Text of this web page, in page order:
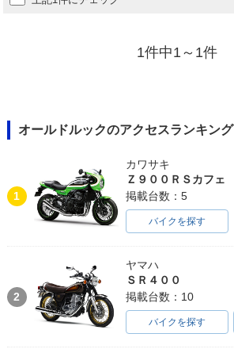
1件中1～1件
オールドルックのアクセスランキング
1
カワサキ
Ｚ９００ＲＳカフェ
掲載台数：5
バイクを探す
2
ヤマハ
ＳＲ４００
掲載台数：10
バイクを探す